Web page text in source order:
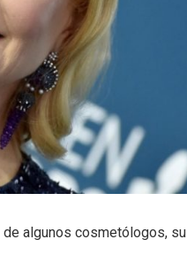
de algunos cosmetólogos, su